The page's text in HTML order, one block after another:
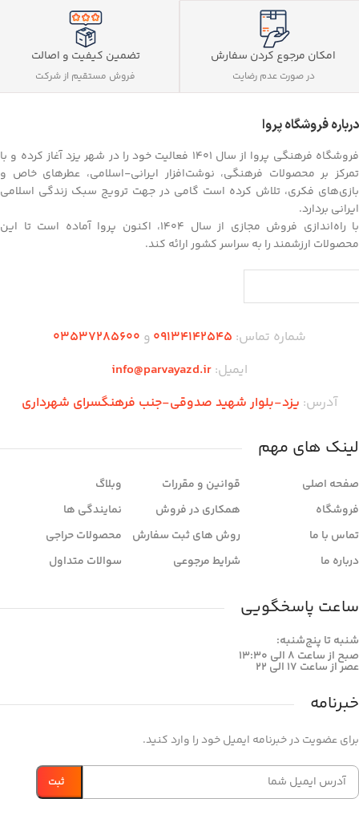
امکان مرجوع کردن سفارش
در صورت عدم رضایت
تضمین کیفیت و اصالت
فروش مستقیم از شرکت
درباره فروشگاه پروا
فروشگاه فرهنگی پروا از سال ۱۴۰۱ فعالیت خود را در شهر یزد آغاز کرده و با
تمرکز بر محصولات فرهنگی، نوشت‌افزار ایرانی-اسلامی، عطرهای خاص و
بازی‌های فکری، تلاش کرده است گامی در جهت ترویج سبک زندگی اسلامی
ایرانی بردارد.
با راه‌اندازی فروش مجازی از سال ۱۴۰۴، اکنون پروا آماده است تا این
محصولات ارزشمند را به سراسر کشور ارائه کند.
شماره تماس: 09134142545 و 03537285600
ایمیل: info@parvayazd.ir
آدرس: یزد-بلوار شهید صدوقی-جنب فرهنگسرای شهرداری
لینک های مهم
صفحه اصلی
فروشگاه
تماس با ما
درباره ما
قوانین و مقررات
همکاری در فروش
روش های ثبت سفارش
شرایط مرجوعی
وبلاگ
نمایندگی ها
محصولات حراجی
سوالات متداول
ساعت پاسخگویی
شنبه تا پنج‌شنبه:
صبح از ساعت 8 الی 13:30
عصر از ساعت 17 الی 22
خبرنامه
برای عضویت در خبرنامه ایمیل خود را وارد کنید.